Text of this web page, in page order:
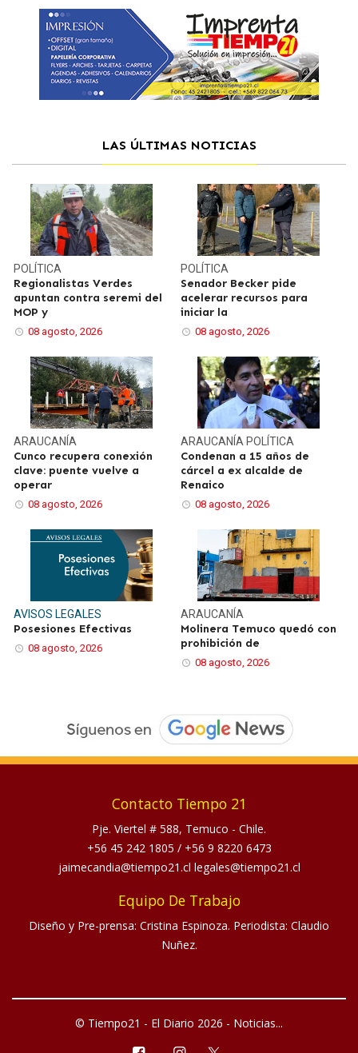
LAS ÚLTIMAS NOTICIAS
POLÍTICA
Regionalistas Verdes
apuntan contra seremi del
MOP y
08 agosto, 2026
POLÍTICA
Senador Becker pide
acelerar recursos para
iniciar la
08 agosto, 2026
ARAUCANÍA
Cunco recupera conexión
clave: puente vuelve a
operar
08 agosto, 2026
ARAUCANÍA POLÍTICA
Condenan a 15 años de
cárcel a ex alcalde de
Renaico
08 agosto, 2026
AVISOS LEGALES
Posesiones Efectivas
08 agosto, 2026
ARAUCANÍA
Molinera Temuco quedó con
prohibición de
08 agosto, 2026
Contacto Tiempo 21
Pje. Viertel # 588, Temuco - Chile.
+56 45 242 1805 / +56 9 8220 6473
jaimecandia@tiempo21.cl legales@tiempo21.cl
Equipo De Trabajo
Diseño y Pre-prensa: Cristina Espinoza. Periodista: Claudio
Nuñez.
© Tiempo21 - El Diario 2026 - Noticias...